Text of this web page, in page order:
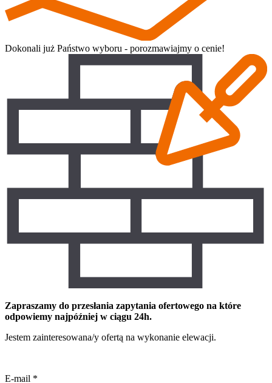
Dokonali już Państwo wyboru - porozmawiajmy o cenie!
Zapraszamy do przesłania zapytania ofertowego na które
odpowiemy najpóźniej w ciągu 24h.
Jestem zainteresowana/y ofertą na wykonanie elewacji.
E-mail *